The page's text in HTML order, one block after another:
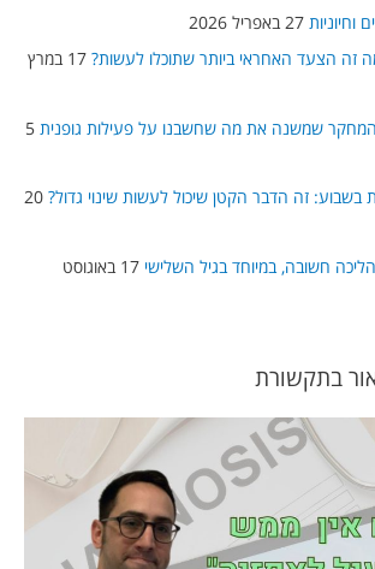
וחיוניות 27 באפריל 2026
זה הצעד האחראי ביותר שתוכלו לעשות?
17 במרץ
5
זה הדבר הקטן שיכול לעשות שינוי גדול? 20
חשובה, במיוחד בגיל השלישי
17 באוגוסט
בתקשורת